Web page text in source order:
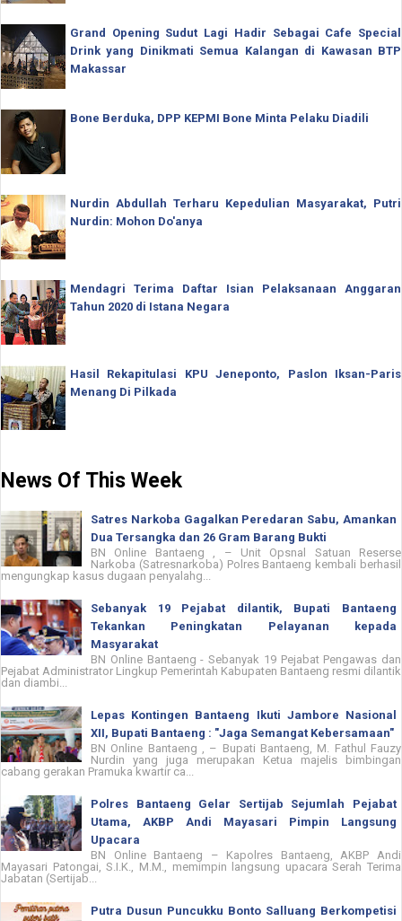
Grand Opening Sudut Lagi Hadir Sebagai Cafe Special
Drink yang Dinikmati Semua Kalangan di Kawasan BTP
Makassar
Bone Berduka, DPP KEPMI Bone Minta Pelaku Diadili
Nurdin Abdullah Terharu Kepedulian Masyarakat, Putri
Nurdin: Mohon Do'anya
Mendagri Terima Daftar Isian Pelaksanaan Anggaran
Tahun 2020 di Istana Negara
Hasil Rekapitulasi KPU Jeneponto, Paslon Iksan-Paris
Menang Di Pilkada
News Of This Week
Satres Narkoba Gagalkan Peredaran Sabu, Amankan
Dua Tersangka dan 26 Gram Barang Bukti
BN Online Bantaeng , – Unit Opsnal Satuan Reserse
Narkoba (Satresnarkoba) Polres Bantaeng kembali berhasil
mengungkap kasus dugaan penyalahg...
Sebanyak 19 Pejabat dilantik, Bupati Bantaeng
Tekankan Peningkatan Pelayanan kepada
Masyarakat
BN Online Bantaeng - Sebanyak 19 Pejabat Pengawas dan
Pejabat Administrator Lingkup Pemerintah Kabupaten Bantaeng resmi dilantik
dan diambi...
Lepas Kontingen Bantaeng Ikuti Jambore Nasional
XII, Bupati Bantaeng : "Jaga Semangat Kebersamaan"
BN Online Bantaeng , – Bupati Bantaeng, M. Fathul Fauzy
Nurdin yang juga merupakan Ketua majelis bimbingan
cabang gerakan Pramuka kwartir ca...
Polres Bantaeng Gelar Sertijab Sejumlah Pejabat
Utama, AKBP Andi Mayasari Pimpin Langsung
Upacara
BN Online Bantaeng – Kapolres Bantaeng, AKBP Andi
Mayasari Patongai, S.I.K., M.M., memimpin langsung upacara Serah Terima
Jabatan (Sertijab...
Putra Dusun Puncukku Bonto Salluang Berkompetisi